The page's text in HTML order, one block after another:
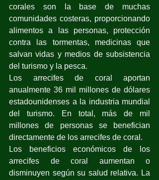
corales son la base de muchas
comunidades costeras, proporcionando
alimentos a las personas, protección
contra las tormentas, medicinas que
salvan vidas y medios de subsistencia
del turismo y la pesca.
Los arrecifes de coral aportan
anualmente 36 mil millones de dólares
estadounidenses a la industria mundial
del turismo. En total, más de mil
millones de personas se benefician
directamente de los arrecifes de coral.
Los beneficios económicos de los
arrecifes de coral aumentan o
disminuyen según su salud relativa. La